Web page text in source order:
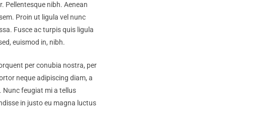
Pellentesque nibh. Aenean
Proin ut ligula vel nunc
Fusce ac turpis quis ligula
euismod in, nibh.
per conubia nostra, per
neque adipiscing diam, a
Nunc feugiat mi a tellus
in justo eu magna luctus